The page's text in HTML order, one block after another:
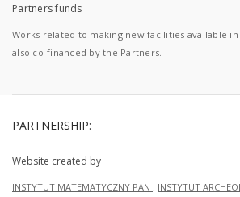
Partners funds
Works related to making new facilities available in
also co-financed by the Partners.
PARTNERSHIP:
Website created by
INSTYTUT MATEMATYCZNY PAN ; INSTYTUT